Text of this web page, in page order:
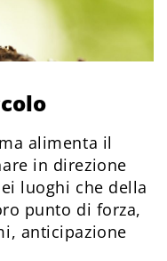
alimenta il
in direzione
luoghi che della
punto di forza,
anticipazione